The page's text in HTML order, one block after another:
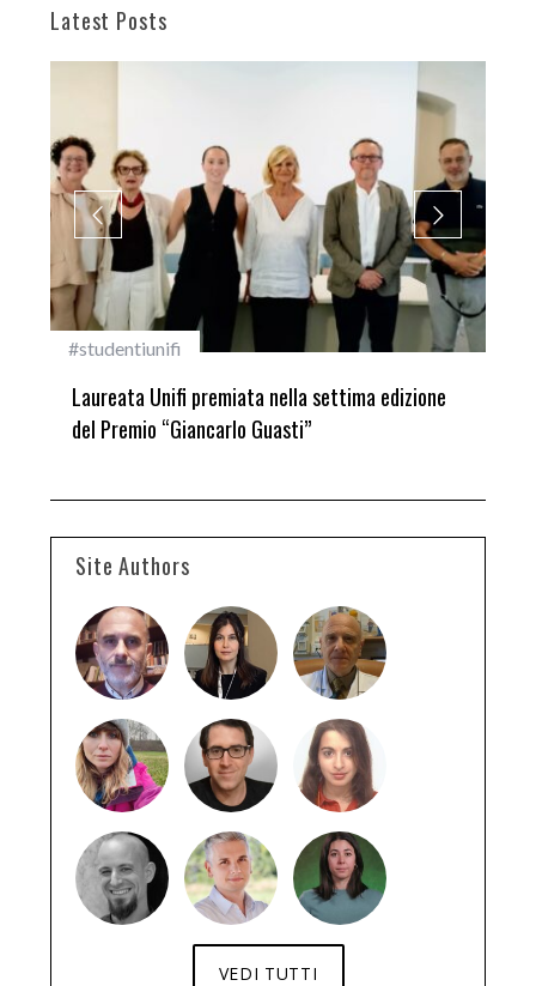
Latest Posts
#studentiunifi
Laureata Unifi premiata nella settima edizione
del Premio “Giancarlo Guasti”
Site Authors
VEDI TUTTI